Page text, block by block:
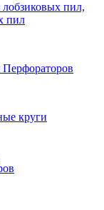
пил,
пил
круги